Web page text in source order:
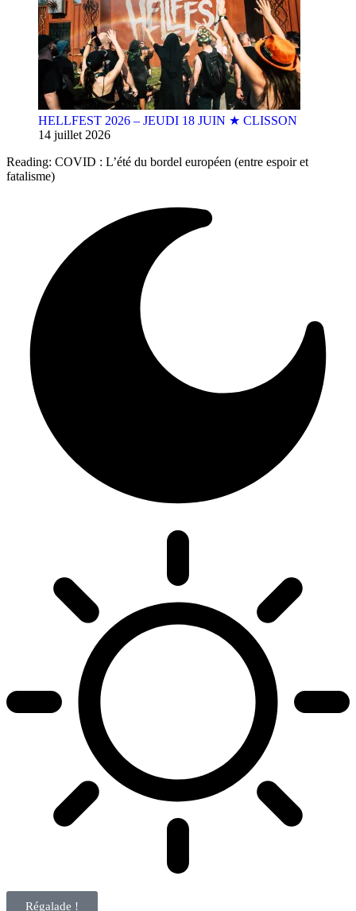
HELLFEST 2026 – JEUDI 18 JUIN ★ CLISSON
14 juillet 2026
Reading: COVID : L’été du bordel européen (entre espoir et
fatalisme)
Régalade !